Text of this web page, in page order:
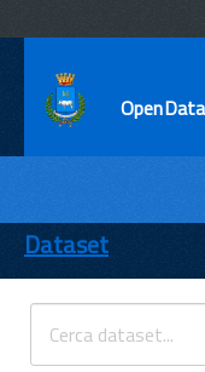
ENTI
TEMI
INFORMAZIONI
Dataset